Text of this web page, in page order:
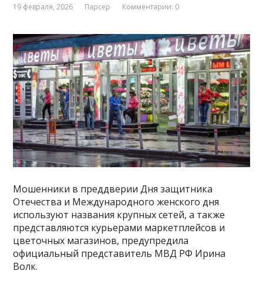
19 февраля, 2026 Парсер Комментарии: 0
Мошенники в преддверии Дня защитника
Отечества и Международного женского дня
используют названия крупных сетей, а также
представляются курьерами маркетплейсов и
цветочных магазинов, предупредила
официальный представитель МВД РФ Ирина
Волк.